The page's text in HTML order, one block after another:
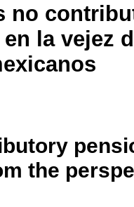
no
la vejez
the